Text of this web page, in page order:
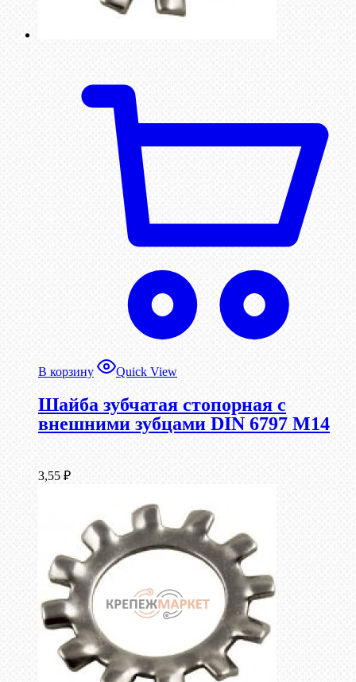
В корзину Quick View
Шайба зубчатая стопорная с
внешними зубцами DIN 6797 М14
3,55 ₽